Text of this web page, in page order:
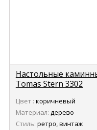
Настольные
Tomas Stern 3302
Цвет : коричневый
Материал: дерево
Стиль: ретро, винтаж